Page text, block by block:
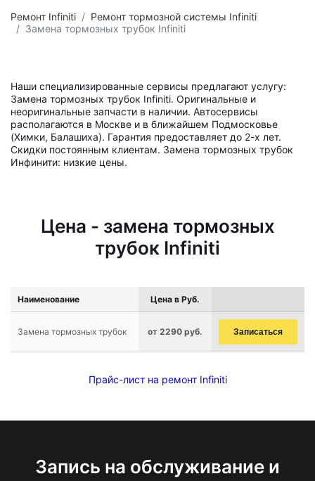
Ремонт Infiniti
Ремонт тормозной системы Infiniti
Замена тормозных трубок Infiniti
Наши специализированные сервисы предлагают услугу:
Замена тормозных трубок Infiniti. Оригинальные и
неоригинальные запчасти в наличии. Автосервисы
располагаются в Москве и в ближайшем Подмосковье
(Химки, Балашиха). Гарантия предоставляет до 2-х лет.
Скидки постоянным клиентам. Замена тормозных трубок
Инфинити: низкие цены.
Цена - замена тормозных
трубок Infiniti
Наименование Цена в Руб.
Замена тормозных трубок от 2290 руб. Записаться
Прайс-лист на ремонт Infiniti
Запись на обслуживание и